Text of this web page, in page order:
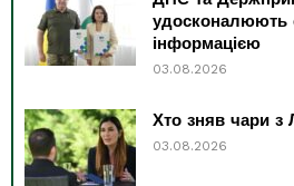
удосконалюють
інформацією
03.08.2026
Хто зняв чари з
03.08.2026